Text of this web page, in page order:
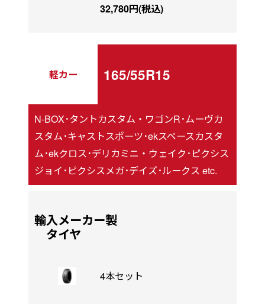
32,780円(税込)
軽カー 165/55R15
N-BOX･タントカスタム・ワゴンR･ムーヴカ
スタム･キャストスポーツ･ekスペースカスタ
ム･ekクロス･デリカミニ・ウェイク･ピクシス
ジョイ･ピクシスメガ･デイズ･ルークス etc.
輸入メーカー製
タイヤ
4本セット